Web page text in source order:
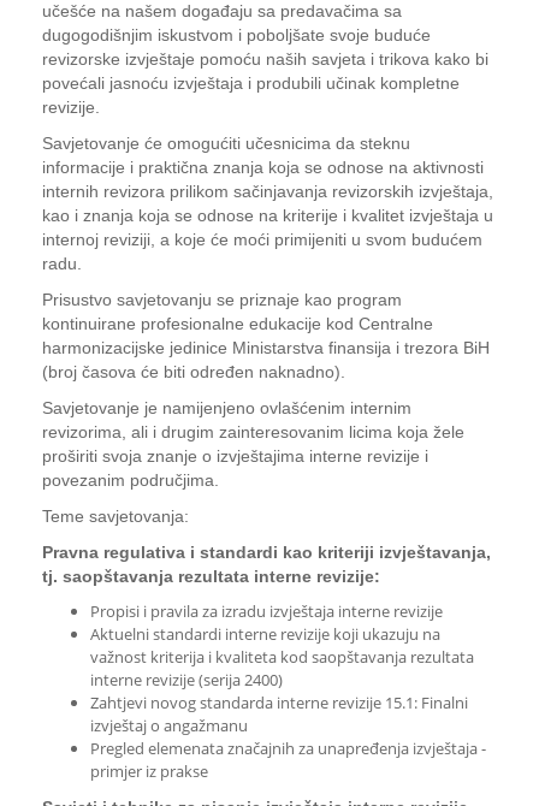
učešće na našem događaju sa predavačima sa
dugogodišnjim iskustvom i poboljšate svoje buduće
revizorske izvještaje pomoću naših savjeta i trikova kako bi
povećali jasnoću izvještaja i produbili učinak kompletne
revizije.
Savjetovanje će omogućiti učesnicima da steknu
informacije i praktična znanja koja se odnose na aktivnosti
internih revizora prilikom sačinjavanja revizorskih izvještaja,
kao i znanja koja se odnose na kriterije i kvalitet izvještaja u
internoj reviziji, a koje će moći primijeniti u svom budućem
radu.
Prisustvo savjetovanju se priznaje kao program
kontinuirane profesionalne edukacije kod Centralne
harmonizacijske jedinice Ministarstva finansija i trezora BiH
(broj časova će biti određen naknadno).
Savjetovanje je namijenjeno ovlašćenim internim
revizorima, ali i drugim zainteresovanim licima koja žele
proširiti svoja znanje o izvještajima interne revizije i
povezanim područjima.
Teme savjetovanja:
Pravna regulativa i standardi kao kriteriji izvještavanja,
tj. saopštavanja rezultata interne revizije:
Propisi i pravila za izradu izvještaja interne revizije
Aktuelni standardi interne revizije koji ukazuju na
važnost kriterija i kvaliteta kod saopštavanja rezultata
interne revizije (serija 2400)
Zahtjevi novog standarda interne revizije 15.1: Finalni
izvještaj o angažmanu
Pregled elemenata značajnih za unapređenja izvještaja -
primjer iz prakse